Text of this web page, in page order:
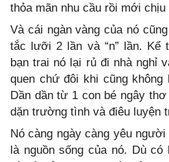
thỏa mãn nhu cầu rồi mới chịu
Và cái ngàn vàng của nó
tắc lưỡi 2 lần và “n” lần. Kể
bạn trai nó lại rủ đi nhà nghỉ
quen chứ đôi khi cũng không
Dần dần từ 1 con bé ngây
dặn trường tình và điêu luyện
Nó càng ngày càng yêu
là nguồn sống của nó. Dù